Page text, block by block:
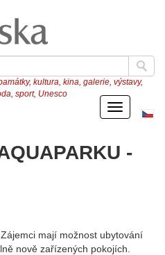
kultura, kina, galerie, výstavy,
sport, Unesco
Menu
-
mají možnost ubytování
nově zařízených pokojích.